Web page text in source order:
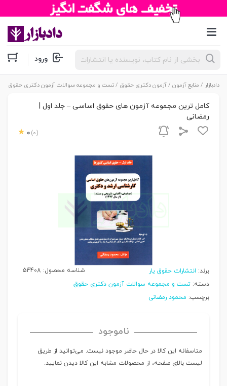
جستجوی
محصولات ورود
دادبازار / منابع آزمون /آزمون دکتری حقوق /تست و مجموعه سوالات آزمون دکتری حقوق
کامل ترین مجموعه آزمون های حقوق اساسی – جلد اول |
رمضانی
0 (0)
برند: انتشارات حقوق یار شناسه محصول: 54408
دسته: تست و مجموعه سوالات آزمون دکتری حقوق
برچسب: محمود رمضانی
ناموجود
متاسفانه این کالا در حال حاضر موجود نیست. می‌توانید از طریق
لیست بالای صفحه، از محصولات مشابه این کالا دیدن نمایید.